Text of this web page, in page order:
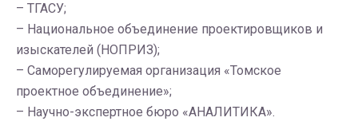
– ТГАСУ;
– Национальное объединение проектировщиков и
изыскателей (НОПРИЗ);
– Саморегулируемая организация «Томское
проектное объединение»;
– Научно-экспертное бюро «АНАЛИТИКА».